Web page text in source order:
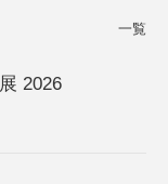
一覧
2026